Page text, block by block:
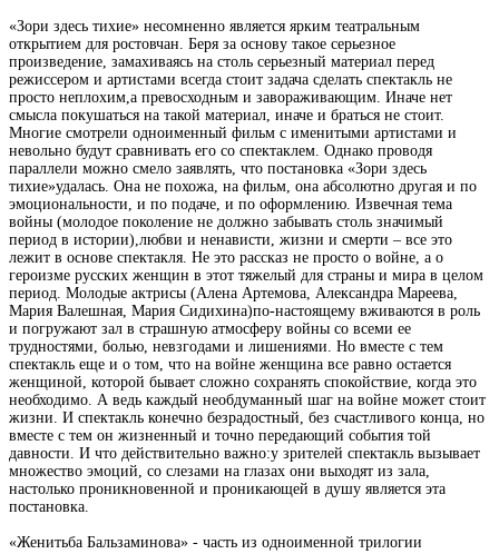
«Зори здесь тихие» несомненно является ярким театральным
открытием для ростовчан. Беря за основу такое серьезное
произведение, замахиваясь на столь серьезный материал перед
режиссером и артистами всегда стоит задача сделать спектакль не
просто неплохим,а превосходным и завораживающим. Иначе нет
смысла покушаться на такой материал, иначе и браться не стоит.
Многие смотрели одноименный фильм с именитыми артистами и
невольно будут сравнивать его со спектаклем. Однако проводя
параллели можно смело заявлять, что постановка «Зори здесь
тихие»удалась. Она не похожа, на фильм, она абсолютно другая и по
эмоциональности, и по подаче, и по оформлению. Извечная тема
войны (молодое поколение не должно забывать столь значимый
период в истории),любви и ненависти, жизни и смерти – все это
лежит в основе спектакля. Не это рассказ не просто о войне, а о
героизме русских женщин в этот тяжелый для страны и мира в целом
период. Молодые актрисы (Алена Артемова, Александра Мареева,
Мария Валешная, Мария Сидихина)по-настоящему вживаются в роль
и погружают зал в страшную атмосферу войны со всеми ее
трудностями, болью, невзгодами и лишениями. Но вместе с тем
спектакль еще и о том, что на войне женщина все равно остается
женщиной, которой бывает сложно сохранять спокойствие, когда это
необходимо. А ведь каждый необдуманный шаг на войне может стоит
жизни. И спектакль конечно безрадостный, без счастливого конца, но
вместе с тем он жизненный и точно передающий события той
давности. И что действительно важно:у зрителей спектакль вызывает
множество эмоций, со слезами на глазах они выходят из зала,
настолько проникновенной и проникающей в душу является эта
постановка.
«Женитьба Бальзаминова» - часть из одноименной трилогии